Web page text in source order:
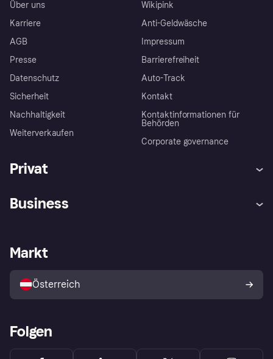
Über uns
Karriere
AGB
Presse
Datenschutz
Sicherheit
Nachhaltigkeit
Weiterverkaufen
Wikipink
Anti-Geldwäsche
Impressum
Barrierefreiheit
Auto-Track
Kontakt
Kontaktinformationen für
Behörden
Corporate governance
Privat
Shops entdecken
Business
Händlerportal
Markt
Österreich
Folgen